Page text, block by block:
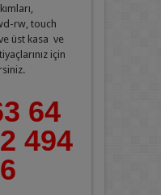
rw, touch
üst kasa ve
için
64
494